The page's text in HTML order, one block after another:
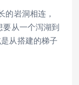
的岩洞相连，
从一个泻湖到
从搭建的梯子